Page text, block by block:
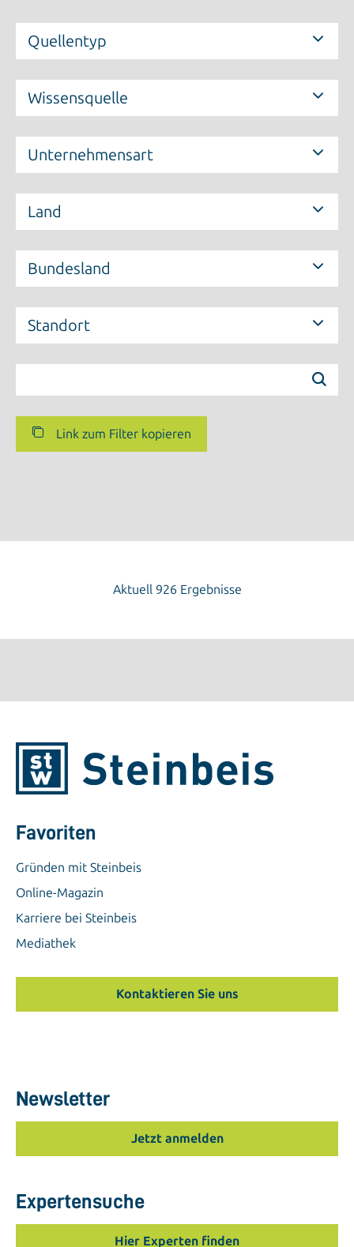
Quellentyp
Wissensquelle
Unternehmensart
Land
Bundesland
Standort
Link zum Filter kopieren
Aktuell 926 Ergebnisse
Favoriten
Gründen mit Steinbeis
Online-Magazin
Karriere bei Steinbeis
Mediathek
Kontaktieren Sie uns
Newsletter
Jetzt anmelden
Expertensuche
Hier Experten finden